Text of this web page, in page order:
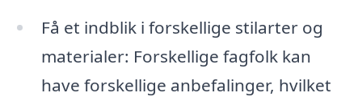
Få et indblik i forskellige stilarter og
materialer: Forskellige fagfolk kan
have forskellige anbefalinger, hvilket